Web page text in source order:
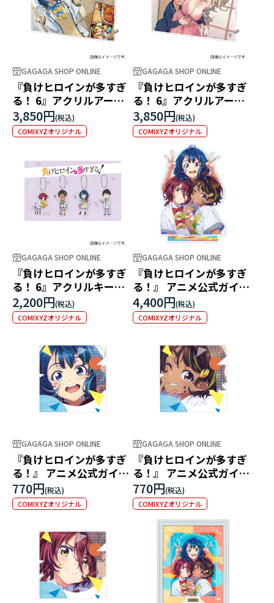
GAGAGA SHOP ONLINE
『負けヒロインが多すぎ
る！ 6』アクリルアート
パネル ～「美味っ！やっ
ぱ店じゃん」「八奈見さ
ん、全部食べちゃダメだ
3,850円
COMIXYZオリジナル
GAGAGA SHOP ONLINE
『負けヒロインが多すぎ
る！ 6』アクリルアート
パネル ～「お風呂……私
も一緒……入りたかっ
た……」「先輩、なんて
格好してるんですかっ！
3,850円
COMIXYZオリジナル
GAGAGA SHOP ONLINE
『負けヒロインが多すぎ
る！ 6』アクリルキーホ
ルダーセット
2,200円
COMIXYZオリジナル
GAGAGA SHOP ONLINE
『負けヒロインが多すぎ
る！』 アニメ公式ガイド
ビッグアクリルスタンド
4,400円
COMIXYZオリジナル
GAGAGA SHOP ONLINE
『負けヒロインが多すぎ
る！』 アニメ公式ガイド
ホログラムステッカー 八
奈見杏菜
770円
COMIXYZオリジナル
GAGAGA SHOP ONLINE
『負けヒロインが多すぎ
る！』 アニメ公式ガイド
ホログラムステッカー 焼
塩檸檬
770円
COMIXYZオリジナル